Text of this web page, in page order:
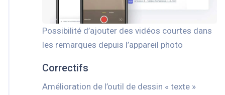
Possibilité d’ajouter des vidéos courtes dans
les remarques depuis l’appareil photo
Correctifs
Amélioration de l’outil de dessin « texte »